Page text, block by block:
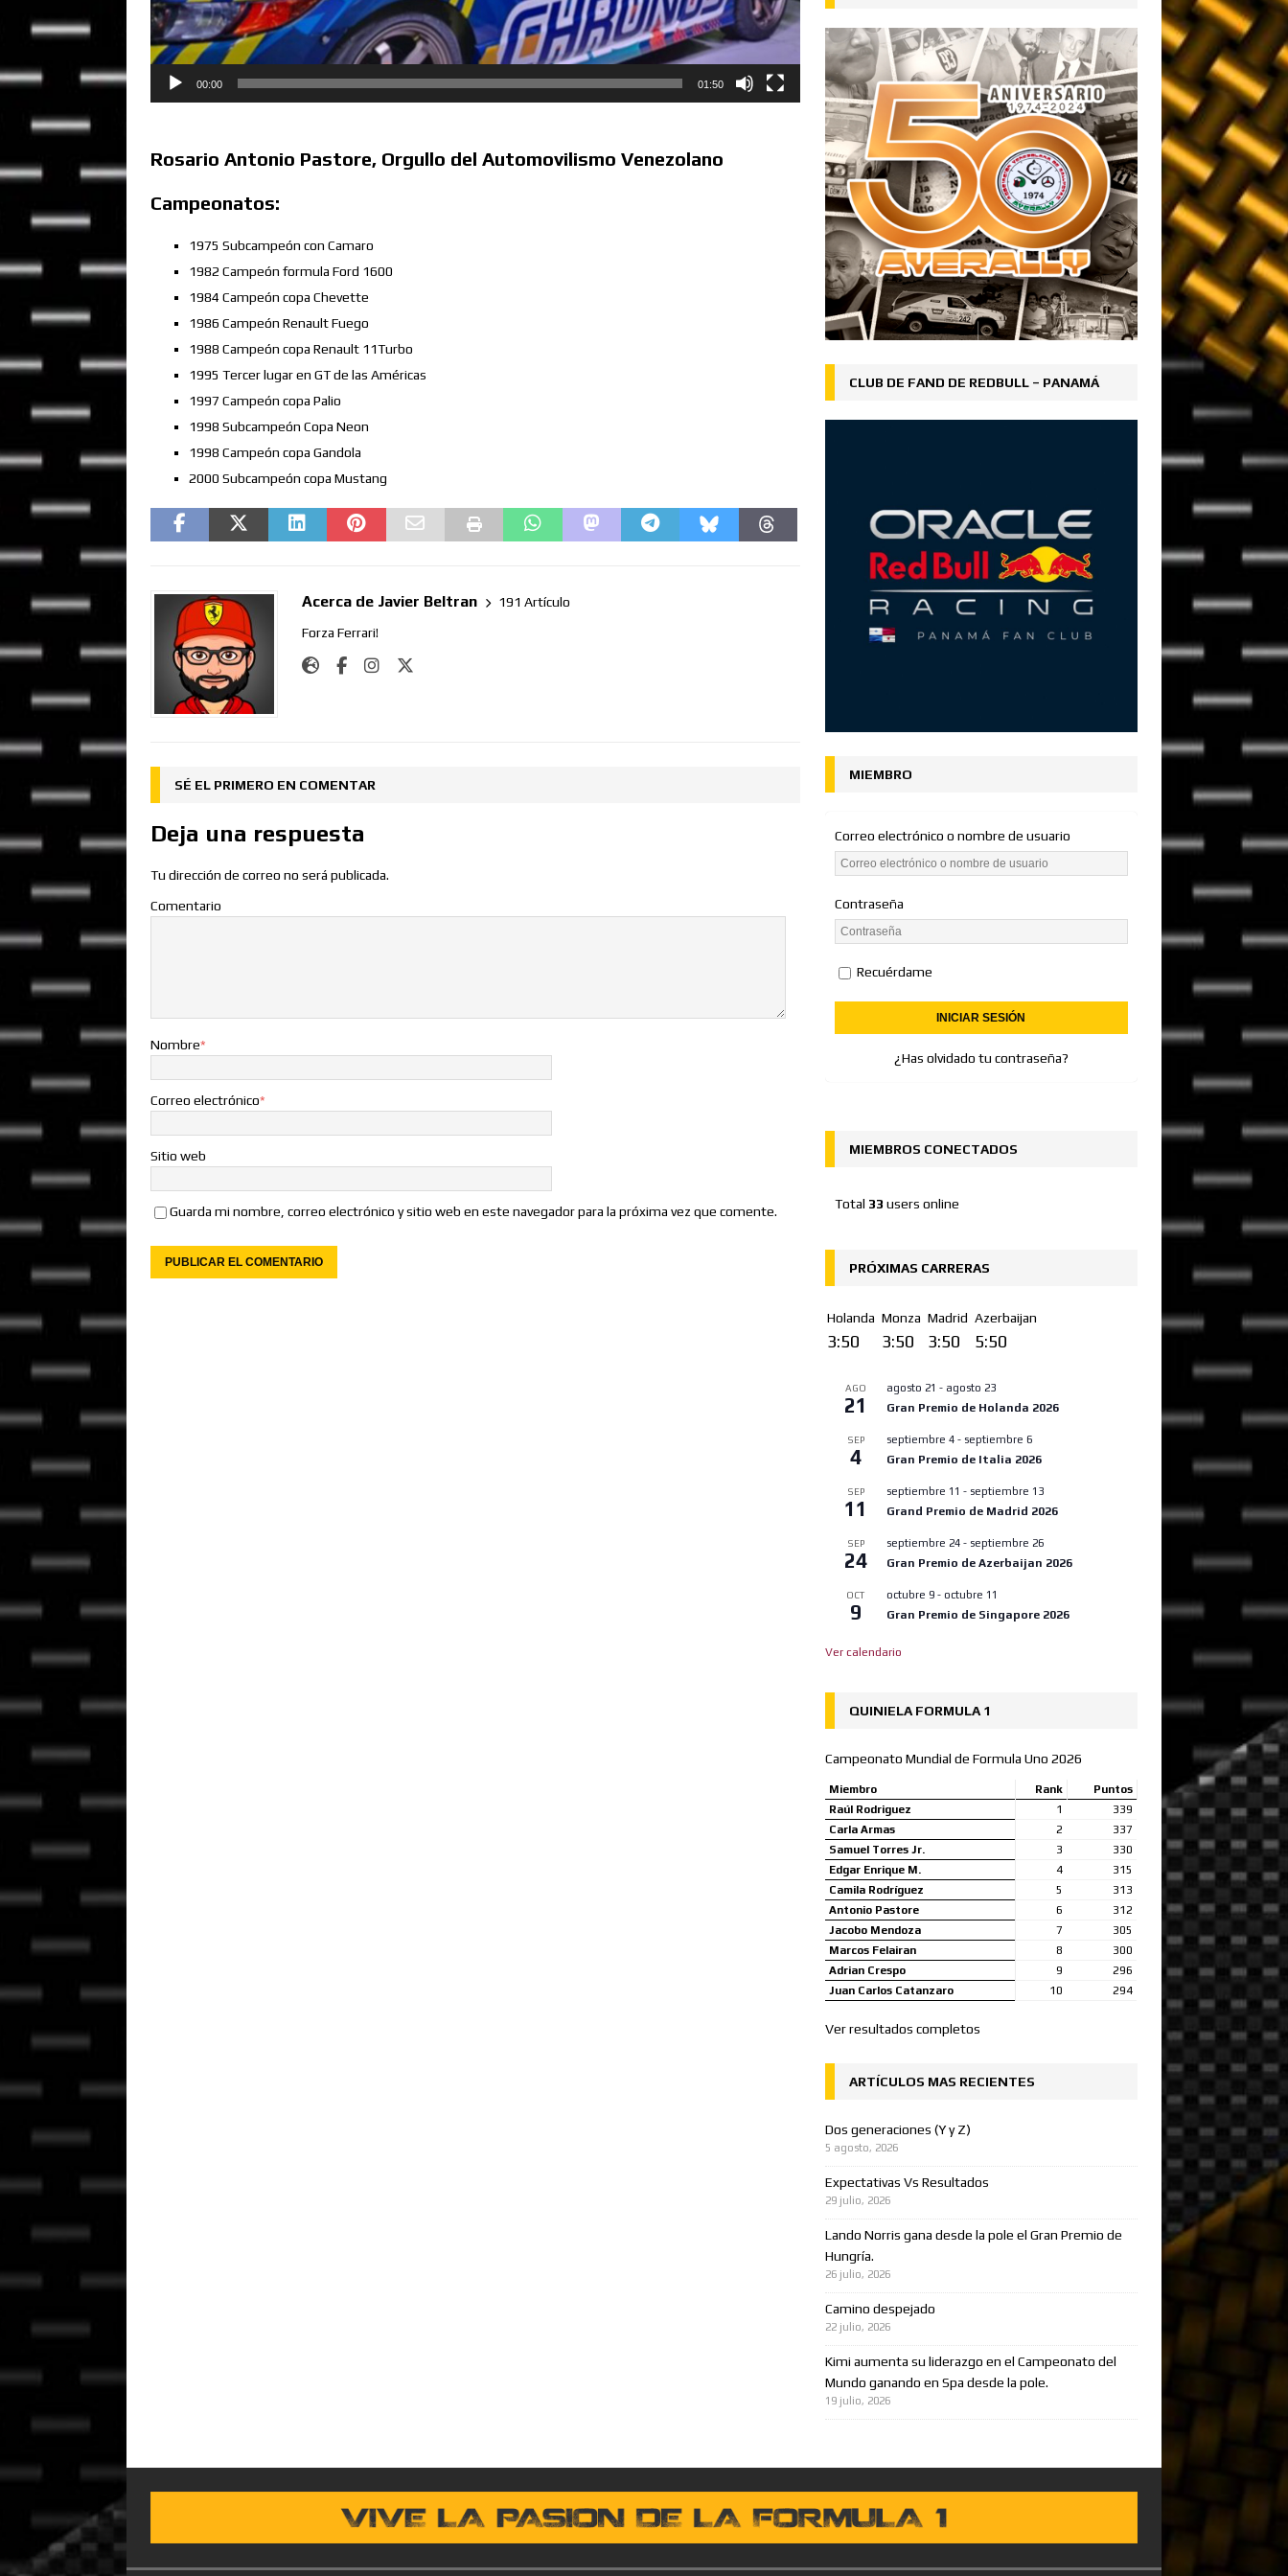
00:00 01:50
Rosario Antonio Pastore, Orgullo del Automovilismo Venezolano
Campeonatos:
1975 Subcampeón con Camaro
1982 Campeón formula Ford 1600
1984 Campeón copa Chevette
1986 Campeón Renault Fuego
1988 Campeón copa Renault 11Turbo
1995 Tercer lugar en GT de las Américas
1997 Campeón copa Palio
1998 Subcampeón Copa Neon
1998 Campeón copa Gandola
2000 Subcampeón copa Mustang
Acerca de Javier Beltran 191 Artículo
Forza Ferrari!
SÉ EL PRIMERO EN COMENTAR
Deja una respuesta
Tu dirección de correo no será publicada.
Comentario
Nombre*
Correo electrónico*
Sitio web
Guarda mi nombre, correo electrónico y sitio web en este navegador para la próxima vez que comente.
CLUB DE FAND DE REDBULL – PANAMÁ
MIEMBRO
Correo electrónico o nombre de usuario
Contraseña
Recuérdame
¿Has olvidado tu contraseña?
MIEMBROS CONECTADOS
Total 33 users online
PRÓXIMAS CARRERAS
Holanda
3:50
Monza
3:50
Madrid
3:50
Azerbaijan
5:50
AGO
21
agosto 21 - agosto 23
Gran Premio de Holanda 2026
SEP
4
septiembre 4- septiembre 6
Gran Premio de Italia 2026
SEP
11
septiembre 11 - septiembre 13
Grand Premio de Madrid 2026
SEP
24
septiembre 24- septiembre 26
Gran Premio de Azerbaijan 2026
OCT
9
octubre 9- octubre 11
Gran Premio de Singapore 2026
Ver calendario
QUINIELA FORMULA 1
Campeonato Mundial de Formula Uno 2026
Miembro Rank
Puntos
Raúl Rodriguez
1
339
Carla Armas
2
337
Samuel Torres Jr.
3
330
Edgar Enrique M.
4
315
Camila Rodríguez
5
313
Antonio Pastore
6
312
Jacobo Mendoza
7
305
Marcos Felairan
8
300
Adrian Crespo
9
296
Juan Carlos Catanzaro
10 294
Ver resultados completos
ARTÍCULOS MAS RECIENTES
Dos generaciones (Y y Z)
5 agosto, 2026
Expectativas Vs Resultados
29 julio, 2026
Lando Norris gana desde la pole el Gran Premio de
Hungría.
26 julio, 2026
Camino despejado
22 julio, 2026
Kimi aumenta su liderazgo en el Campeonato del
Mundo ganando en Spa desde la pole.
19 julio, 2026